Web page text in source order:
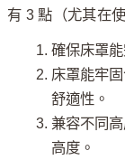
有 3 點（尤其在
確保床罩
床罩能牢
舒適性。
兼容不同
高度。